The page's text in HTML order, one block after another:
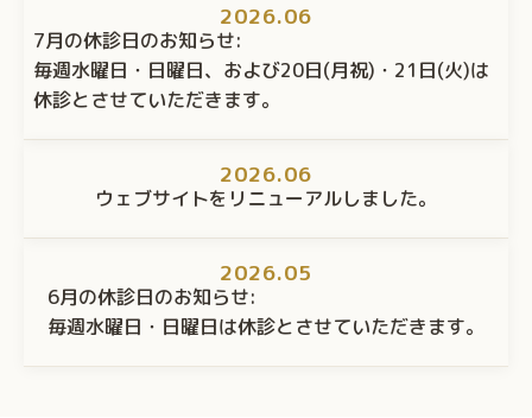
2026.06
7月の休診日のお知らせ:
毎週水曜日・日曜日、および20日(月祝)・21日(火)は
休診とさせていただきます。
2026.06
ウェブサイトをリニューアルしました。
2026.05
6月の休診日のお知らせ:
毎週水曜日・日曜日は休診とさせていただきます。